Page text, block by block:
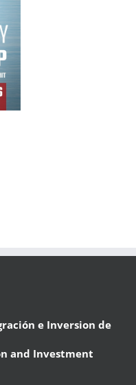
e Inversion de
and Investment